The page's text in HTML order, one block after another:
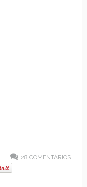
28 COMENTÁRIOS